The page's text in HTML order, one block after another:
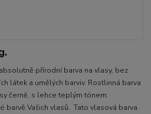
přírodní barva na vlasy, bez
látek a umělých barviv. Rostlinná barva
černě, s lehce teplým tónem.
barvě Vašich vlasů. Tato vlasová barva